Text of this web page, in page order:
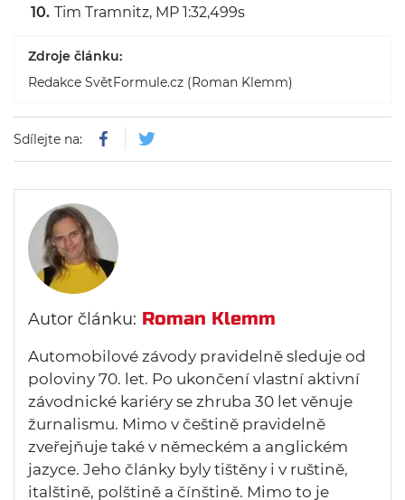
Tim Tramnitz, MP 1:32,499s
Zdroje článku:
Redakce SvětFormule.cz (Roman Klemm)
Sdílejte na:
Autor článku: Roman Klemm
Automobilové závody pravidelně sleduje od
poloviny 70. let. Po ukončení vlastní aktivní
závodnické kariéry se zhruba 30 let věnuje
žurnalismu. Mimo v češtině pravidelně
zveřejňuje také v německém a anglickém
jazyce. Jeho články byly tištěny i v ruštině,
italštině, polštině a čínštině. Mimo to je